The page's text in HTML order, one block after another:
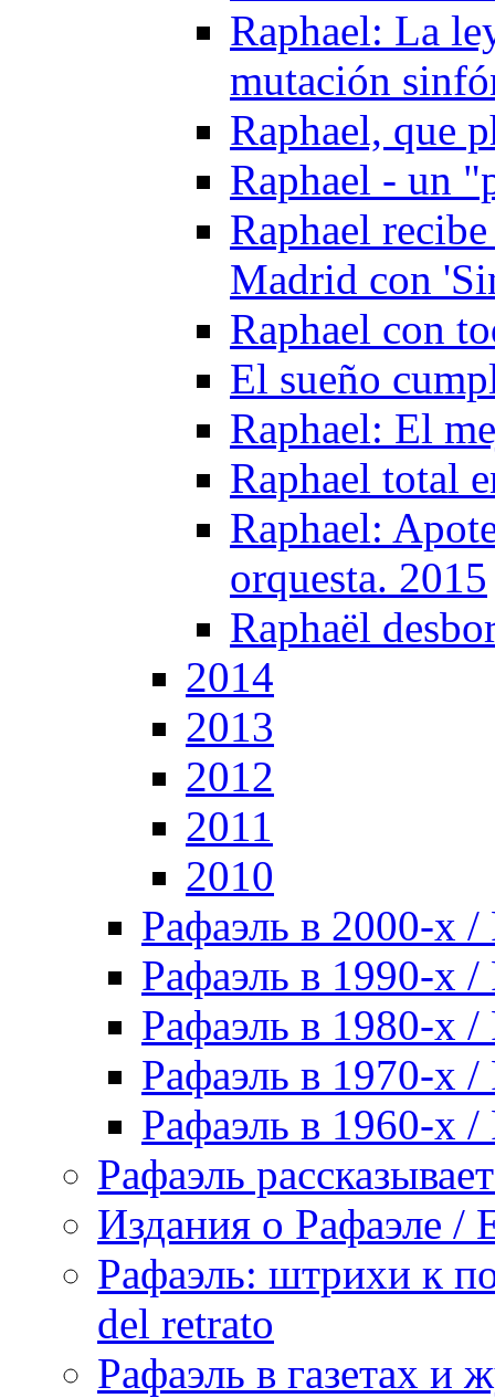
Raphael: La
mutación
Raphael, que
Raphael - un
Raphael
Madrid con
Raphael con
El sueño
Raphael: El
Raphael total
Raphael:
orquesta. 2015
Raphaël
2014
2013
2012
2011
2010
Рафаэль в 2000-х /
Рафаэль в 1990-х /
Рафаэль в 1980-х /
Рафаэль в 1970-х /
Рафаэль в 1960-х /
Рафаэль
Издания о Рафаэле /
Рафаэль: штрихи к
del retrato
Рафаэль в газетах и